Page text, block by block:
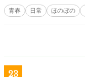
青春 日常 ほのぼの
23